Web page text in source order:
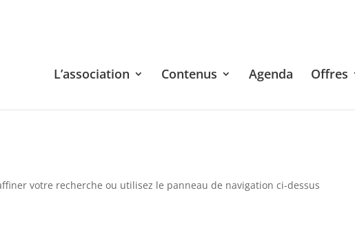
L’association Contenus Agenda Offres
votre recherche ou utilisez le panneau de navigation ci-dessus